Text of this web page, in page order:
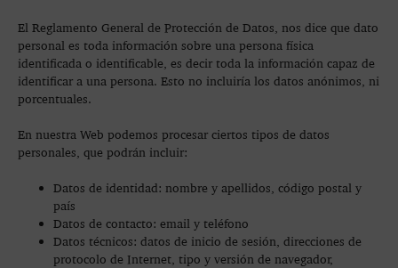
El Reglamento General de Protección de Datos, nos dice que dato
personal es toda información sobre una persona física
identificada o identificable, es decir toda la información capaz de
identificar a una persona. Esto no incluiría los datos anónimos, ni
porcentuales.
En nuestra Web podemos procesar ciertos tipos de datos
personales, que podrán incluir:
Datos de identidad: nombre y apellidos, código postal y
país
Datos de contacto: email y teléfono
Datos técnicos: datos de inicio de sesión, direcciones de
protocolo de Internet, tipo y versión de navegador,